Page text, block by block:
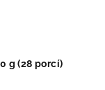
g (28 porcí)